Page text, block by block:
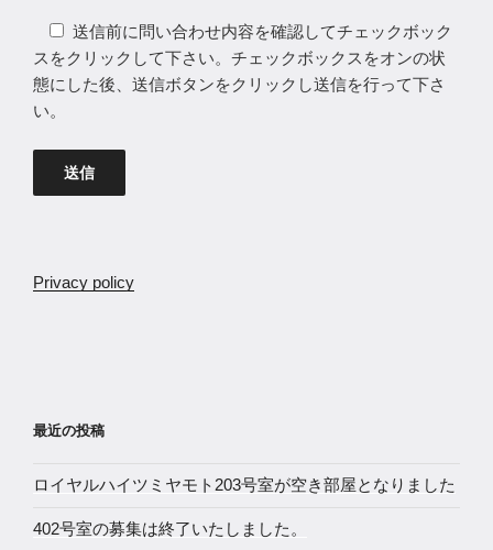
送信前に問い合わせ内容を確認してチェックボック
スをクリックして下さい。チェックボックスをオンの状
態にした後、送信ボタンをクリックし送信を行って下さ
い。
Privacy policy
最近の投稿
ロイヤルハイツミヤモト203号室が空き部屋となりました
402号室の募集は終了いたしました。